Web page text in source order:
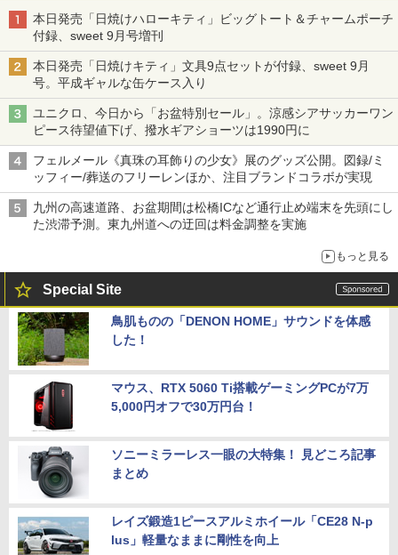
本日発売「日焼けハローキティ」ビッグトート＆チャームポーチ
付録、sweet 9月号増刊
本日発売「日焼けキティ」文具9点セットが付録、sweet 9月
号。平成ギャルな缶ケース入り
ユニクロ、今日から「お盆特別セール」。涼感シアサッカーワン
ピース待望値下げ、撥水ギアショーツは1990円に
フェルメール《真珠の耳飾りの少女》展のグッズ公開。図録/ミ
ッフィー/葬送のフリーレンほか、注目ブランドコラボが実現
九州の高速道路、お盆期間は松橋ICなど通行止め端末を先頭にし
た渋滞予測。東九州道への迂回は料金調整を実施
もっと見る
Special Site
鳥肌ものの「DENON HOME」サウンドを体感
した！
マウス、RTX 5060 Ti搭載ゲーミングPCが7万
5,000円オフで30万円台！
ソニーミラーレス一眼の大特集！ 見どころ記事
まとめ
レイズ鍛造1ピースアルミホイール「CE28 N-p
lus」軽量なままに剛性を向上